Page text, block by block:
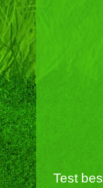
Test